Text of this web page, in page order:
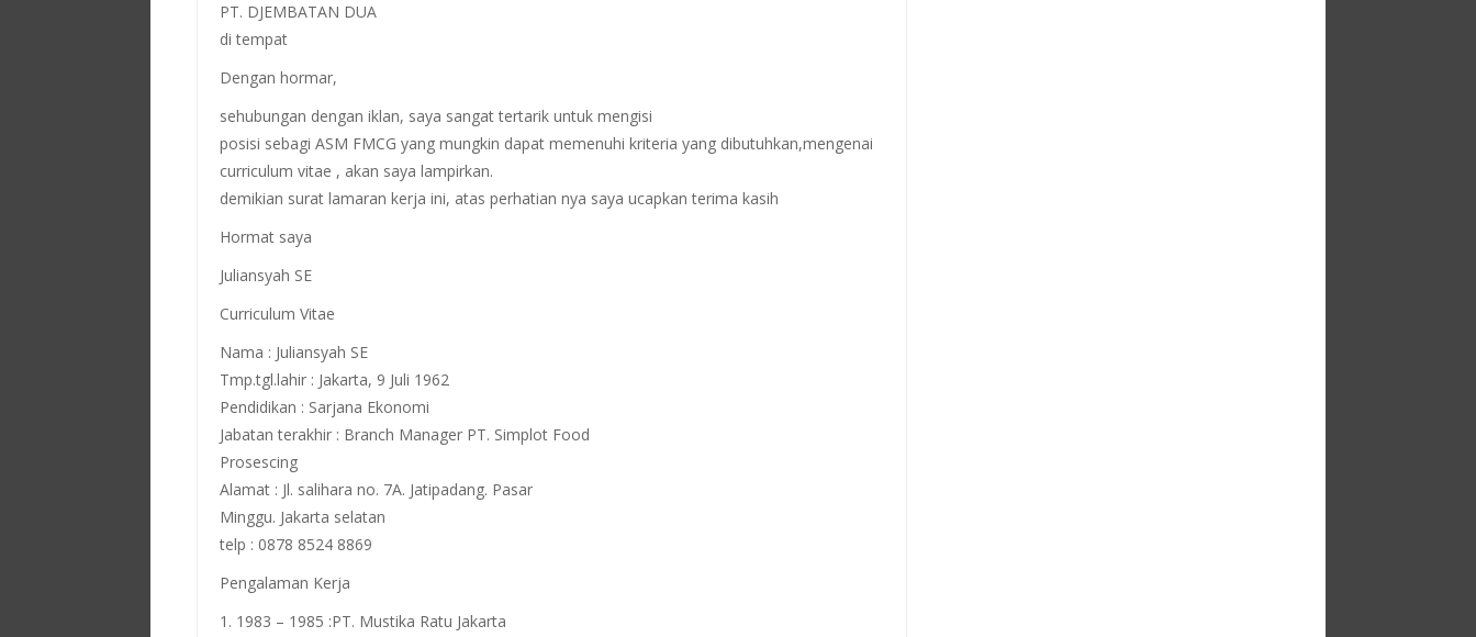
PT. DJEMBATAN DUA
di tempat
Dengan hormar,
sehubungan dengan iklan, saya sangat tertarik untuk mengisi
posisi sebagi ASM FMCG yang mungkin dapat memenuhi kriteria yang dibutuhkan,mengenai
curriculum vitae , akan saya lampirkan.
demikian surat lamaran kerja ini, atas perhatian nya saya ucapkan terima kasih
Hormat saya
Juliansyah SE
Curriculum Vitae
Nama : Juliansyah SE
Tmp.tgl.lahir : Jakarta, 9 Juli 1962
Pendidikan : Sarjana Ekonomi
Jabatan terakhir : Branch Manager PT. Simplot Food
Prosescing
Alamat : Jl. salihara no. 7A. Jatipadang. Pasar
Minggu. Jakarta selatan
telp : 0878 8524 8869
Pengalaman Kerja
1. 1983 – 1985 :PT. Mustika Ratu Jakarta